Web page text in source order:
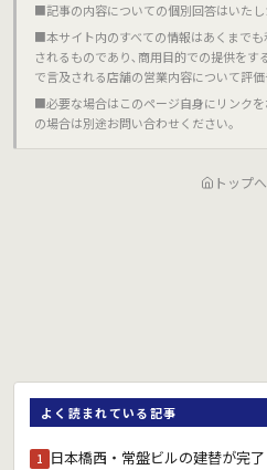
■記事の内容についての個別回答はいたし
■本サイト内のすべての情報はあくまで
されるものであり､商用目的での提供をす
で言及される店舗の営業内容について評
■必要な場合はこのページ自身にリンク
の場合は別途お問い合わせください｡
トップ
よく読まれている記事
1 日本橋西・常盤ビルの建替が完